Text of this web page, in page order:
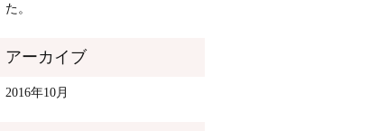
た。
2016年10月